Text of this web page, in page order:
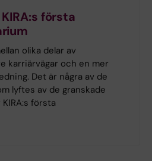
första
olika delar av
karriärvägar och en mer
Det är några av de
lyftes av de granskade
första